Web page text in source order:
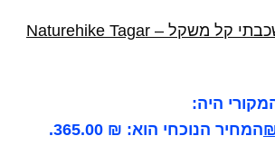
אוהל יחיד/זוגי חד שכבתי קל משקל – Naturehike Tagar
היה:
המחיר הנוכחי הוא: ₪ 365.00.